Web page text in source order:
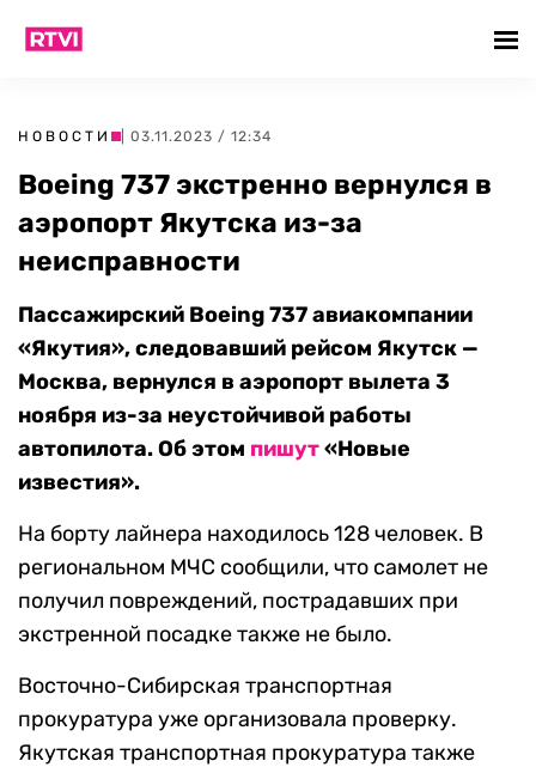
НОВОСТИ | 03.11.2023 / 12:34
Boeing 737 экстренно вернулся в
аэропорт Якутска из-за
неисправности
Пассажирский Boeing 737 авиакомпании
«Якутия», следовавший рейсом Якутск —
Москва, вернулся в аэропорт вылета 3
ноября из-за неустойчивой работы
автопилота. Об этом пишут«Новые
известия».
На борту лайнера находилось 128 человек. В
региональном МЧС сообщили, что самолет не
получил повреждений, пострадавших при
экстренной посадке также не было.
Восточно-Сибирская транспортная
прокуратура уже организовала проверку.
Якутская транспортная прокуратура также